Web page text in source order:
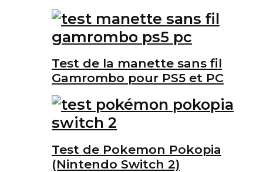
Test de la manette sans fil
Gamrombo pour PS5 et PC
Test de Pokemon Pokopia
(Nintendo Switch 2)